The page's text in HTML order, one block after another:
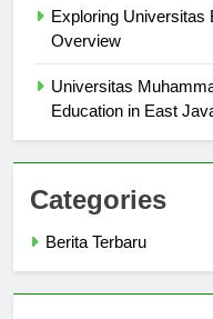
Exploring Universitas
Universitas
Categories